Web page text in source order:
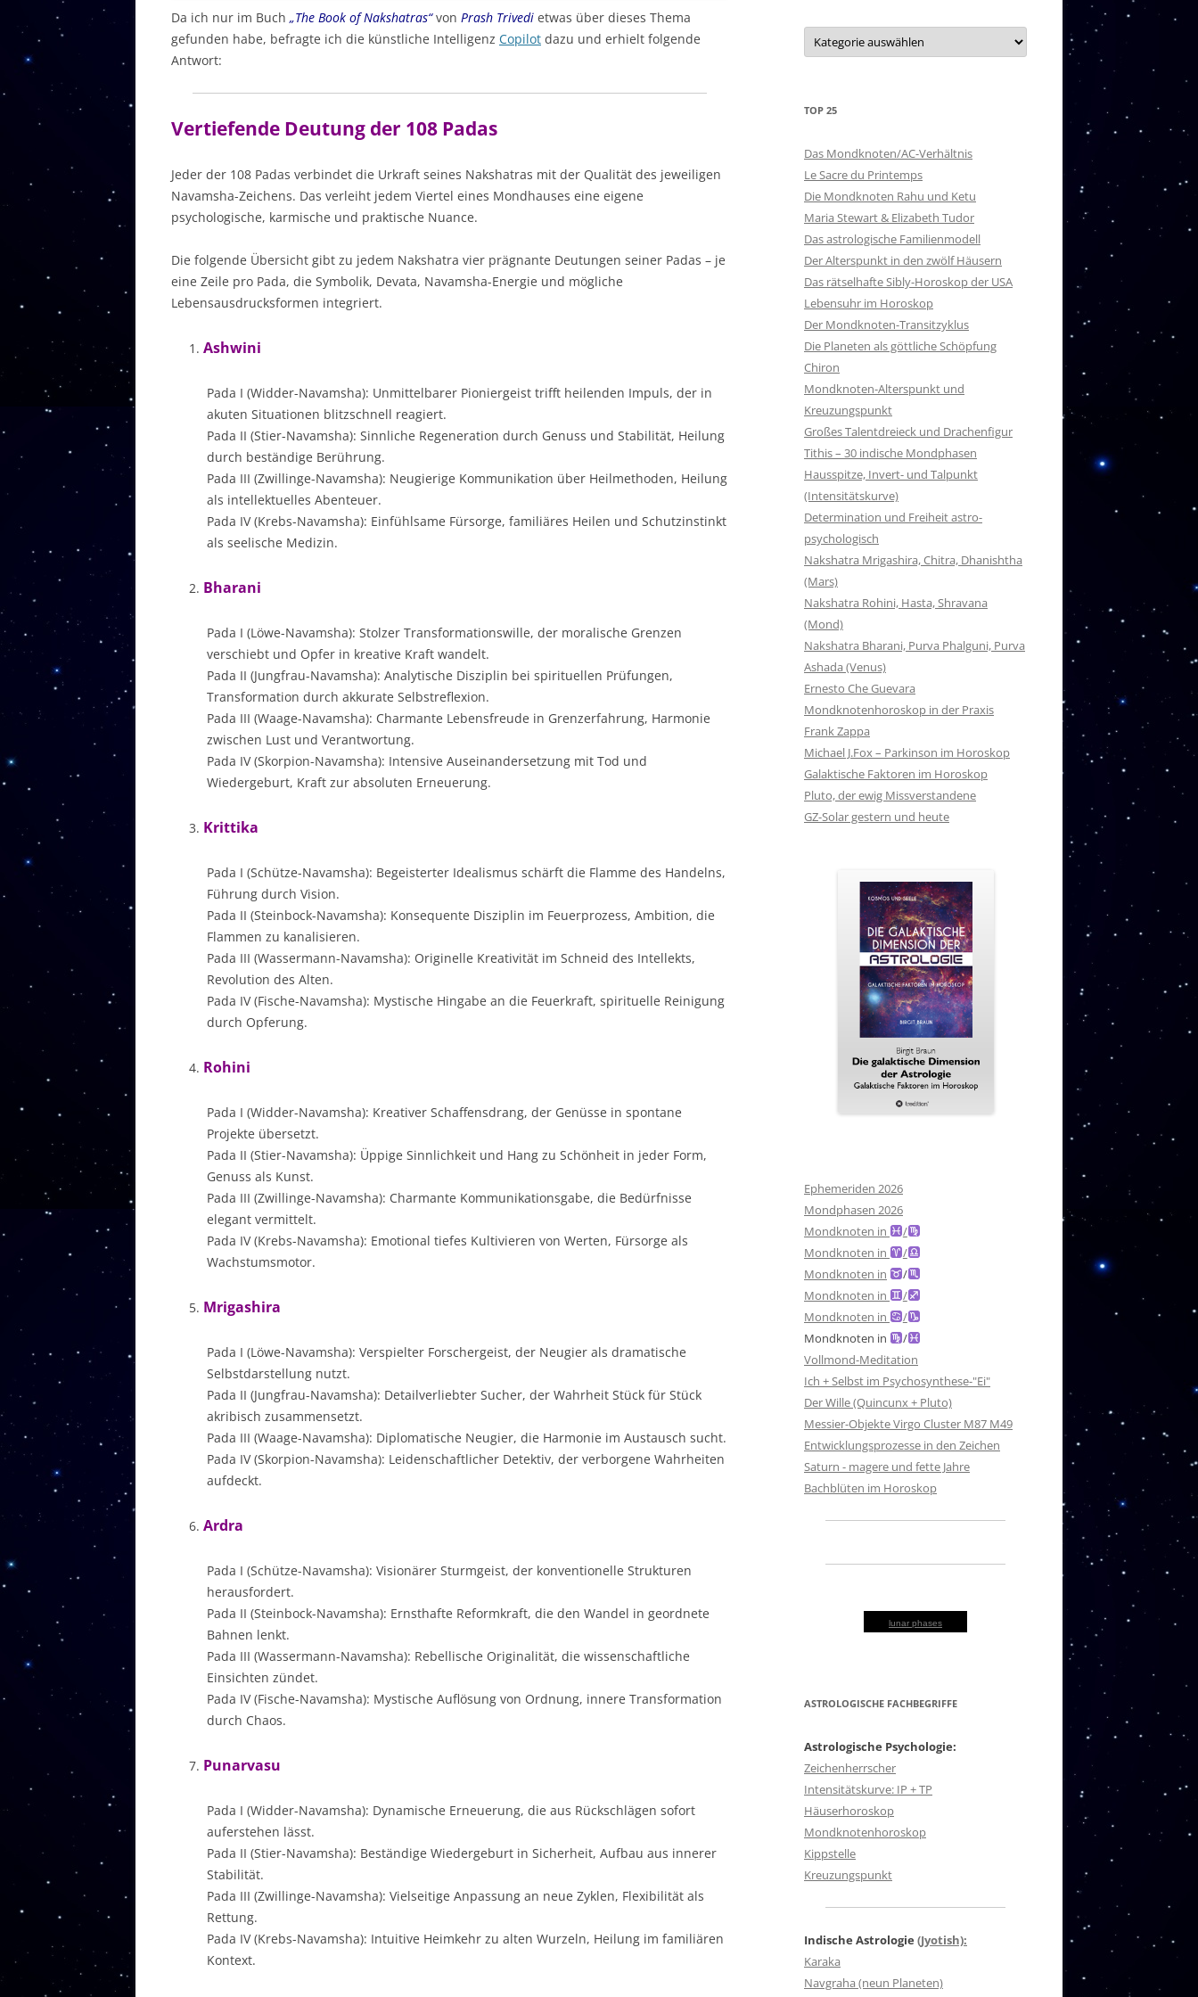
21 – UTTARA ASHADA
24 – SHATABISHAK
26 – UTTARA BHADRAPADA
27 – REVATI
Da ich nur im Buch „The Book of Nakshatras“von Prash Trivedi etwas über dieses Thema
gefunden habe, befragte ich die künstliche Intelligenz Copilot dazu und erhielt folgende
Antwort:
Vertiefende Deutung der 108 Padas
Jeder der 108 Padas verbindet die Urkraft seines Nakshatras mit der Qualität des jeweiligen
Navamsha-Zeichens. Das verleiht jedem Viertel eines Mondhauses eine eigene
psychologische, karmische und praktische Nuance.
Die folgende Übersicht gibt zu jedem Nakshatra vier prägnante Deutungen seiner Padas – je
eine Zeile pro Pada, die Symbolik, Devata, Navamsha-Energie und mögliche
Lebensausdrucksformen integriert.
Ashwini
Pada I (Widder-Navamsha): Unmittelbarer Pioniergeist trifft heilenden Impuls, der in
akuten Situationen blitzschnell reagiert.
Pada II (Stier-Navamsha): Sinnliche Regeneration durch Genuss und Stabilität, Heilung
durch beständige Berührung.
Pada III (Zwillinge-Navamsha): Neugierige Kommunikation über Heilmethoden, Heilung
als intellektuelles Abenteuer.
Pada IV (Krebs-Navamsha): Einfühlsame Fürsorge, familiäres Heilen und Schutzinstinkt
als seelische Medizin.
Bharani
Pada I (Löwe-Navamsha): Stolzer Transformationswille, der moralische Grenzen
verschiebt und Opfer in kreative Kraft wandelt.
Pada II (Jungfrau-Navamsha): Analytische Disziplin bei spirituellen Prüfungen,
Transformation durch akkurate Selbstreflexion.
Pada III (Waage-Navamsha): Charmante Lebensfreude in Grenzerfahrung, Harmonie
zwischen Lust und Verantwortung.
Pada IV (Skorpion-Navamsha): Intensive Auseinandersetzung mit Tod und
Wiedergeburt, Kraft zur absoluten Erneuerung.
Krittika
Pada I (Schütze-Navamsha): Begeisterter Idealismus schärft die Flamme des Handelns,
Führung durch Vision.
Pada II (Steinbock-Navamsha): Konsequente Disziplin im Feuerprozess, Ambition, die
Flammen zu kanalisieren.
Pada III (Wassermann-Navamsha): Originelle Kreativität im Schneid des Intellekts,
Revolution des Alten.
Pada IV (Fische-Navamsha): Mystische Hingabe an die Feuerkraft, spirituelle Reinigung
durch Opferung.
Rohini
Pada I (Widder-Navamsha): Kreativer Schaffensdrang, der Genüsse in spontane
Projekte übersetzt.
Pada II (Stier-Navamsha): Üppige Sinnlichkeit und Hang zu Schönheit in jeder Form,
Genuss als Kunst.
Pada III (Zwillinge-Navamsha): Charmante Kommunikationsgabe, die Bedürfnisse
elegant vermittelt.
Pada IV (Krebs-Navamsha): Emotional tiefes Kultivieren von Werten, Fürsorge als
Wachstumsmotor.
Mrigashira
Pada I (Löwe-Navamsha): Verspielter Forschergeist, der Neugier als dramatische
Selbstdarstellung nutzt.
Pada II (Jungfrau-Navamsha): Detailverliebter Sucher, der Wahrheit Stück für Stück
akribisch zusammensetzt.
Pada III (Waage-Navamsha): Diplomatische Neugier, die Harmonie im Austausch sucht.
Pada IV (Skorpion-Navamsha): Leidenschaftlicher Detektiv, der verborgene Wahrheiten
aufdeckt.
Ardra
Pada I (Schütze-Navamsha): Visionärer Sturmgeist, der konventionelle Strukturen
herausfordert.
Pada II (Steinbock-Navamsha): Ernsthafte Reformkraft, die den Wandel in geordnete
Bahnen lenkt.
Pada III (Wassermann-Navamsha): Rebellische Originalität, die wissenschaftliche
Einsichten zündet.
Pada IV (Fische-Navamsha): Mystische Auflösung von Ordnung, innere Transformation
durch Chaos.
Punarvasu
Pada I (Widder-Navamsha): Dynamische Erneuerung, die aus Rückschlägen sofort
auferstehen lässt.
Pada II (Stier-Navamsha): Beständige Wiedergeburt in Sicherheit, Aufbau aus innerer
Stabilität.
Pada III (Zwillinge-Navamsha): Vielseitige Anpassung an neue Zyklen, Flexibilität als
Rettung.
Pada IV (Krebs-Navamsha): Intuitive Heimkehr zu alten Wurzeln, Heilung im familiären
Kontext.
Kategorien
TOP 25
Das Mondknoten/AC-Verhältnis
Le Sacre du Printemps
Die Mondknoten Rahu und Ketu
Maria Stewart & Elizabeth Tudor
Das astrologische Familienmodell
Der Alterspunkt in den zwölf Häusern
Das rätselhafte Sibly-Horoskop der USA
Lebensuhr im Horoskop
Der Mondknoten-Transitzyklus
Die Planeten als göttliche Schöpfung
Chiron
Mondknoten-Alterspunkt und
Kreuzungspunkt
Großes Talentdreieck und Drachenfigur
Tithis – 30 indische Mondphasen
Hausspitze, Invert- und Talpunkt
(Intensitätskurve)
Determination und Freiheit astro-
psychologisch
Nakshatra Mrigashira, Chitra, Dhanishtha
(Mars)
Nakshatra Rohini, Hasta, Shravana
(Mond)
Nakshatra Bharani, Purva Phalguni, Purva
Ashada (Venus)
Ernesto Che Guevara
Mondknotenhoroskop in der Praxis
Frank Zappa
Michael J.Fox – Parkinson im Horoskop
Galaktische Faktoren im Horoskop
Pluto, der ewig Missverstandene
GZ-Solar gestern und heute
Ephemeriden 2026
Mondphasen 2026
Mondknoten in
/
Mondknoten in
/
Mondknoten in
/
Mondknoten in
/
Mondknoten in
/
Mondknoten in
/
Vollmond-Meditation
Ich + Selbst im Psychosynthese-"Ei"
Der Wille (Quincunx + Pluto)
Messier-Objekte Virgo Cluster M87 M49
Entwicklungsprozesse in den Zeichen
Saturn - magere und fette Jahre
Bachblüten im Horoskop
lunar phases
ASTROLOGISCHE FACHBEGRIFFE
Astrologische Psychologie:
Zeichenherrscher
Intensitätskurve: IP + TP
Häuserhoroskop
Mondknotenhoroskop
Kippstelle
Kreuzungspunkt
Indische Astrologie (Jyotish):
Karaka
Navgraha (neun Planeten)